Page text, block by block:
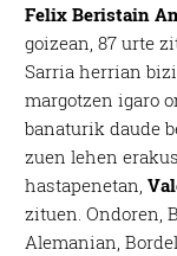
Felix Beristain
goizean, 87 urte
Sarria herrian
margotzen igaro
banaturik daude
zuen lehen
hastapenetan,
zituen. Ondoren,
Alemanian,